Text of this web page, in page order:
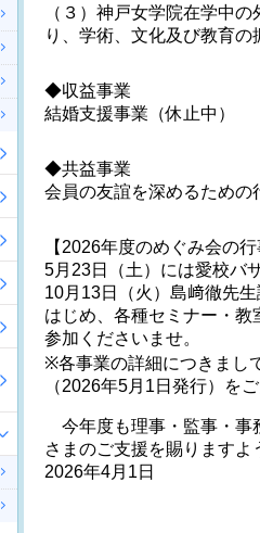
（３）神戸女学院在学中
り、学術、文化及び教育
◆収益事業
結婚支援事業（休止中）
◆共益事業
会員の友誼を深めるため
【2026年度のめぐみ会の
5月23日（土）には愛校バ
10月13日（火）島﨑徹先
はじめ、各種セミナー・
参加くださいませ。
※各事業の詳細につきまし
（2026年5月1日発行）を
今年度も理事・監事・事
さまのご支援を賜ります
2026年4月1日